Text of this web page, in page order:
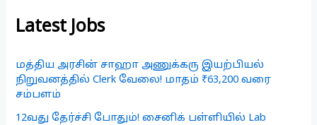
Latest Jobs
மத்திய அரசின் சாஹா அணுக்கரு இயற்பியல்
நிறுவனத்தில் Clerk வேலை! மாதம் ₹63,200 வரை
சம்பளம்
12வது தேர்ச்சி போதும்! சைனிக் பள்ளியில் Lab